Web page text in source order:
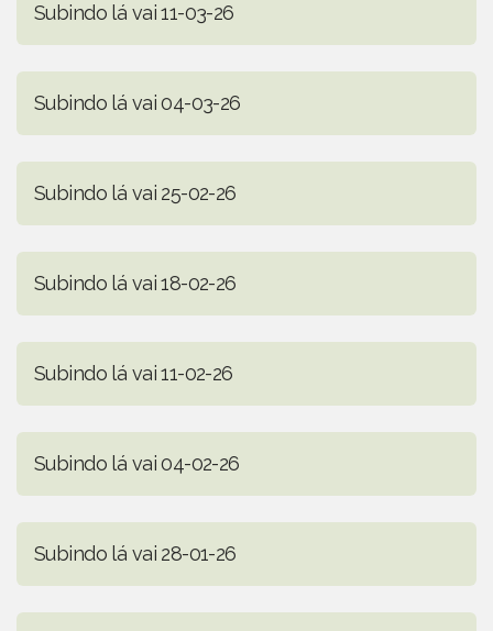
Subindo lá vai 11-03-26
Subindo lá vai 04-03-26
Subindo lá vai 25-02-26
Subindo lá vai 18-02-26
Subindo lá vai 11-02-26
Subindo lá vai 04-02-26
Subindo lá vai 28-01-26